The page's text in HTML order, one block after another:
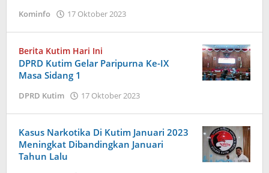
Kominfo 17 Oktober 2023
Berita Kutim Hari Ini
DPRD Kutim Gelar Paripurna Ke-IX
Masa Sidang 1
DPRD Kutim 17 Oktober 2023
Kasus Narkotika Di Kutim Januari 2023
Meningkat Dibandingkan Januari
Tahun Lalu